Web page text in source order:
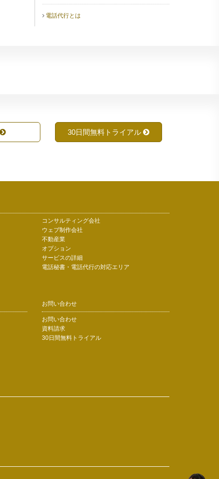
電話代行とは
30日間無料トライアル
コンサルティング会社
ウェブ制作会社
不動産業
オプション
サービスの詳細
電話秘書・電話代行の対応エリア
お問い合わせ
お問い合わせ
資料請求
30日間無料トライアル